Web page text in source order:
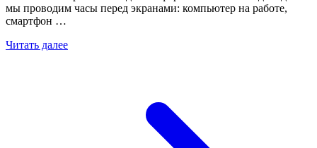
мы проводим часы перед экранами: компьютер на работе,
смартфон …
Читать далее